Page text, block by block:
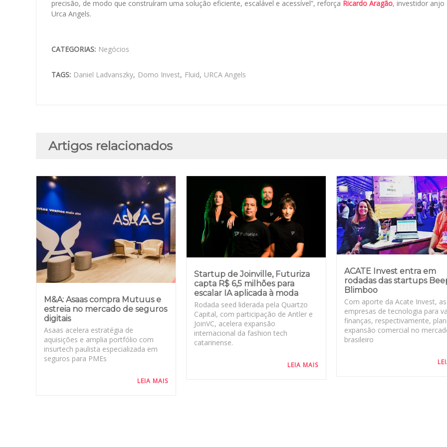
precisão, de modo que construíram uma solução eficiente, escalável e acessível”, reforça Ricardo Aragão, investidor anjo
Urca Angels.
CATEGORIAS: Negócios
TAGS: Daniel Ladvanszky, Domo Invest, Fluid, URCA Angels
Artigos relacionados
M&A: Asaas compra Mutuus e
estreia no mercado de seguros
digitais
Asaas acelera estratégia de
aquisições e amplia portfólio com
insurtech paulista especializada em
seguros para PMEs
LEIA MAIS
Startup de Joinville, Futuriza
capta R$ 6,5 milhões para
escalar IA aplicada à moda
Rodada seed liderada pela Quartzo
Capital, com participação de Antler e
JoinVC, acelera expansão
internacional da fashion tech
catarinense.
LEIA MAIS
ACATE Invest entra em
rodadas das startups
Blimboo
Com aporte da Acate Invest, as
empresas de tecnologia para
finanças, respectivamente,
expansão comercial no
brasileiro